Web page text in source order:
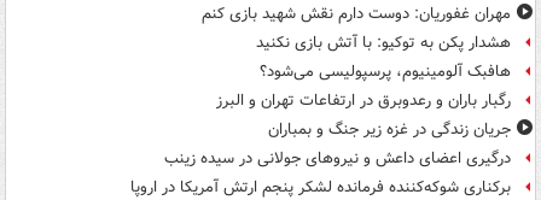
مهران غفوریان: دوست دارم نقش شهید بازی کنم
هشدار پکن به توکیو: با آتش بازی نکنید
هافبک آلومینیوم، پرسپولیسی می‌شود؟
رگبار باران و رعدوبرق در ارتفاعات تهران و البرز
جریان زندگی در غزه زیر جنگ و بمباران
درگیری اعضای داعش و نیروهای جولانی در سیده زینب
برکناری شوکه‌کننده فرمانده لشکر پنجم ارتش آمریکا در اروپا